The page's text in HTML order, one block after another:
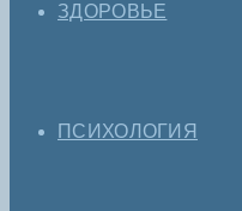
ЗДОРОВЬЕ
ПСИХОЛОГИЯ